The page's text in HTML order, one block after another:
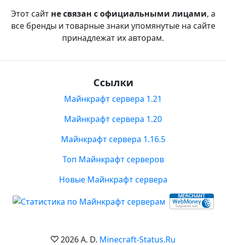
Этот сайт не связан с официальными лицами, а
все бренды и товарные знаки упомянутые на сайте
принадлежат их авторам.
Ссылки
Майнкрафт сервера 1.21
Майнкрафт сервера 1.20
Майнкрафт сервера 1.16.5
Топ Майнкрафт серверов
Новые Майнкрафт сервера
2026 A. D. Minecraft-Status.Ru